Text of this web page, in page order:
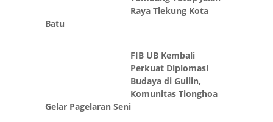
Raya Tlekung Kota
Batu
FIB UB Kembali
Perkuat Diplomasi
Budaya di Guilin,
Komunitas Tionghoa
Gelar Pagelaran Seni